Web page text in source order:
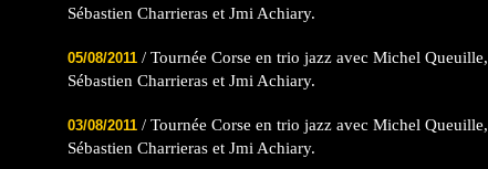
Sébastien Charrieras et Jmi Achiary.
05/08/2011/ Tournée Corse en trio jazz avec Michel Queuille,
Sébastien Charrieras et Jmi Achiary.
03/08/2011/ Tournée Corse en trio jazz avec Michel Queuille,
Sébastien Charrieras et Jmi Achiary.